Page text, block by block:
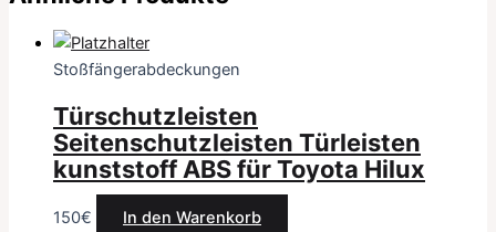
Stoßfängerabdeckungen
Türschutzleisten
Seitenschutzleisten Türleisten
kunststoff ABS für Toyota Hilux
150€
In den Warenkorb